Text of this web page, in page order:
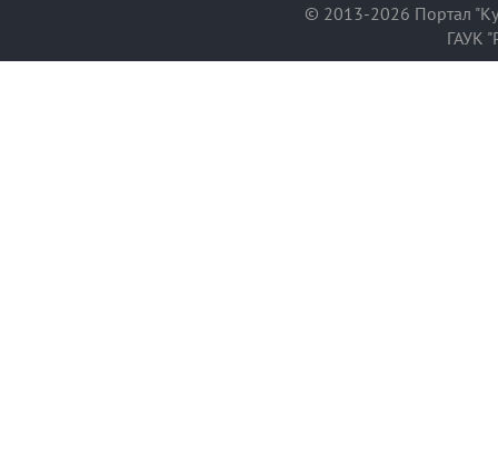
© 2013-2026 Портал
ГАУК